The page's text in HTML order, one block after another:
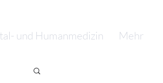
und Humanmedizin Mehr